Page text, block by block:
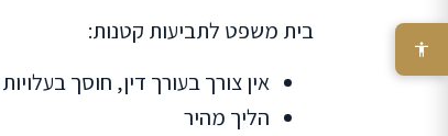
בית משפט לתביעות קטנות:
אין צורך בעורך דין, חוסך בעלויות
הליך מהיר